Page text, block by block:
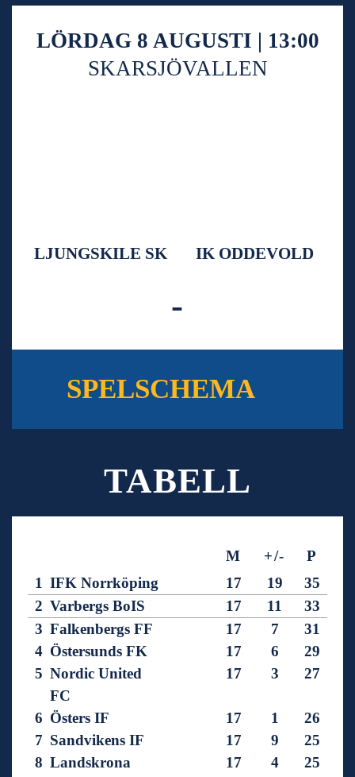
LÖRDAG 8 AUGUSTI | 13:00
SKARSJÖVALLEN
LJUNGSKILE SK IK ODDEVOLD
-
SPELSCHEMA
TABELL
M +/-
P
1 IFK Norrköping 17 19
35
2 Varbergs BoIS 17 11
33
3 Falkenbergs FF 17 7
31
4 Östersunds FK 17 6
29
5 Nordic United
FC
17 3 27
6 Östers IF 17 1
26
7 Sandvikens IF 17 9
25
8 Landskrona
17 4 25